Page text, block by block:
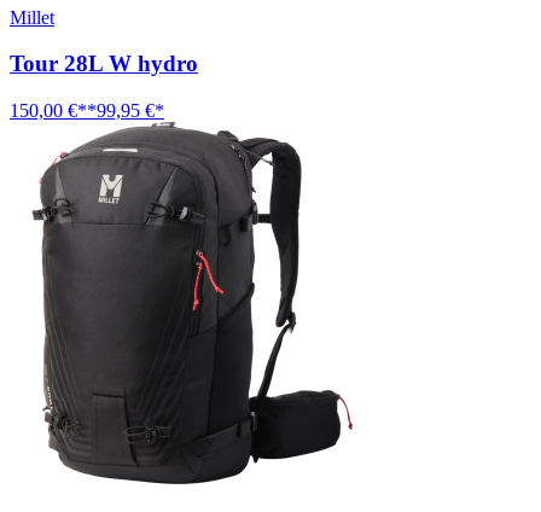
Millet
Tour 28L W hydro
150,00 €**99,95 €*